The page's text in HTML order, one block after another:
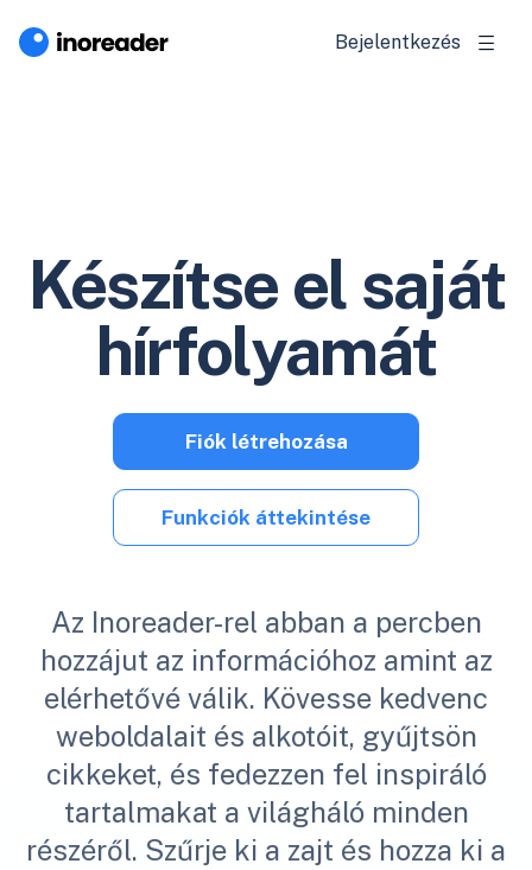
Bejelentkezés
Készítse el saját
hírfolyamát
Az Inoreader-rel abban a percben
hozzájut az információhoz amint az
elérhetővé válik. Kövesse kedvenc
weboldalait és alkotóit, gyűjtsön
cikkeket, és fedezzen fel inspiráló
tartalmakat a világháló minden
részéről. Szűrje ki a zajt és hozza ki a
Fiók létrehozása
Funkciók áttekintése